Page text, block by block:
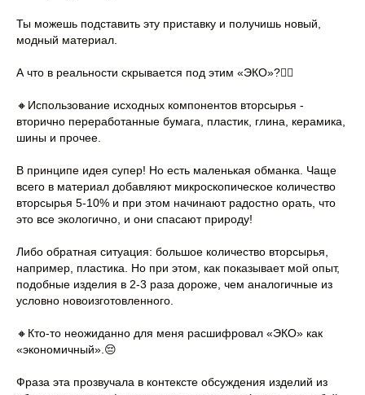
Ты можешь подставить эту приставку и получишь новый,
модный материал.
А что в реальности скрывается под этим «ЭКО»?👇🏻
🔸Использование исходных компонентов вторсырья -
вторично переработанные бумага, пластик, глина, керамика,
шины и прочее.
В принципе идея супер! Но есть маленькая обманка. Чаще
всего в материал добавляют микроскопическое количество
вторсырья 5-10% и при этом начинают радостно орать, что
это все экологично, и они спасают природу!
Либо обратная ситуация: большое количество вторсырья,
например, пластика. Но при этом, как показывает мой опыт,
подобные изделия в 2-3 раза дороже, чем аналогичные из
условно новоизготовленного.
🔸Кто-то неожиданно для меня расшифровал «ЭКО» как
«экономичный».😔
Фраза эта прозвучала в контексте обсуждения изделий из